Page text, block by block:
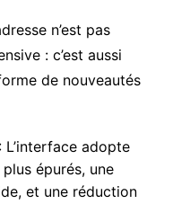
n’est pas
: c’est aussi
de nouveautés
: L’interface adopte
épurés, une
et une réduction